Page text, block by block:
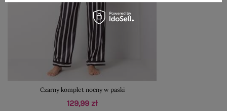
Czarny komplet nocny w paski
129,99 zł